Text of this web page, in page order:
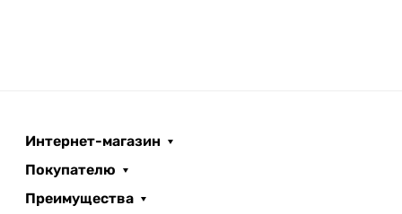
Интернет-магазин
Покупателю
Преимущества